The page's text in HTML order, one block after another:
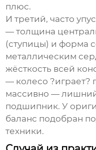
плюс.
И третий, часто
— толщина
(ступицы) и форма
металлическим
жёсткость всей
— колесо ?играет?
массивно — лишний
подшипник. У
баланс подобран
техники.